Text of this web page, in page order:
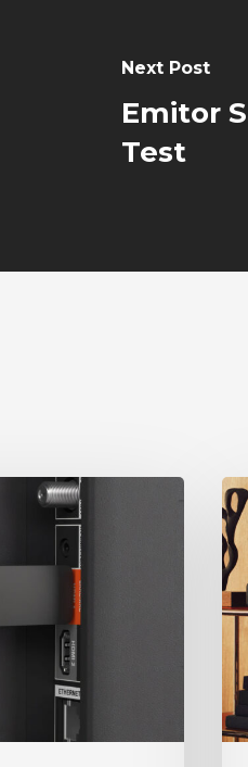
Next Post
Emitor
Test